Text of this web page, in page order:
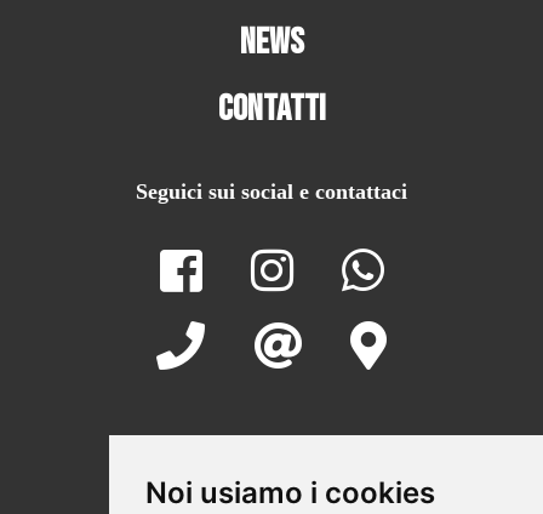
Noi usiamo i cookies
News
Contatti
Seguici sui social e contattaci